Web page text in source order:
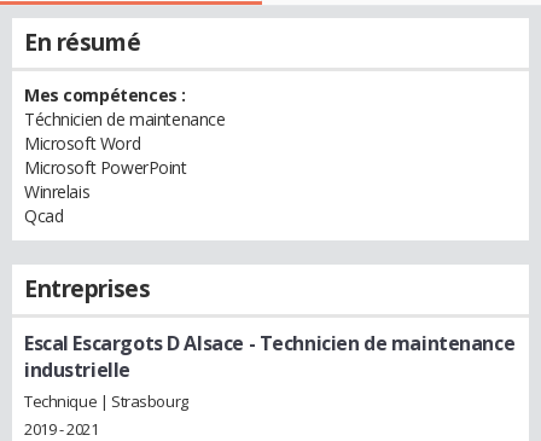
En résumé
Mes compétences :
Téchnicien de maintenance
Microsoft Word
Microsoft PowerPoint
Winrelais
Qcad
Entreprises
Escal Escargots D Alsace - Technicien de maintenance
industrielle
Technique | Strasbourg
2019 - 2021